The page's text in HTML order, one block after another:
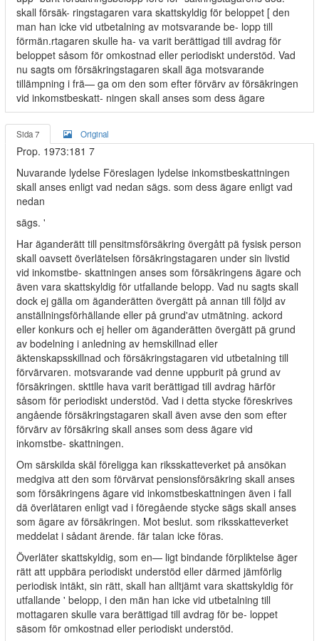
skall försäk- ringstagaren vara skattskyldig för beloppet [ den
man han icke vid utbetalning av motsvarande be- lopp till
förmän.rtagaren skulle ha- va varit berättigad till avdrag för
beloppet såsom för omkostnad eller periodiskt understöd. Vad
nu sagts om försäkringstagaren skall äga motsvarande
tillämpning i frä— ga om den som efter förvärv av försäkringen
vid inkomstbeskatt- ningen skall anses som dess ägare
Sida 7 Original
Prop. 1973:181 7
Nuvarande lydelse Föreslagen lydelse inkomstbeskattningen
skall anses enligt vad nedan sägs. som dess ägare enligt vad
nedan
sägs. '
Har äganderätt till pensitmsförsäkring övergått pä fysisk person
skall oavsett överlätelsen försäkringstagaren under sin livstid
vid inkomstbe- skattningen anses som försäkringens ägare och
även vara skattskyldig för utfallande belopp. Vad nu sagts skall
dock ej gälla om äganderätten övergätt på annan till följd av
anställningsförhällande eller på grund'av utmätning. ackord
eller konkurs och ej heller om äganderätten övergätt pä grund
av bodelning i anledning av hemskillnad eller
äktenskapsskillnad och försäkringstagaren vid utbetalning till
förvärvaren. motsvarande vad denne uppburit på grund av
försäkringen. skttlle hava varit berättigad till avdrag härför
såsom för periodiskt understöd. Vad i detta stycke föreskrives
angående försäkringstagaren skall även avse den som efter
förvärv av försäkring skall anses som dess ägare vid
inkomstbe- skattningen.
Om särskilda skäl föreligga kan riksskatteverket på ansökan
medgiva att den som förvärvat pensionsförsäkring skall anses
som försäkringens ägare vid inkomstbeskattningen även i fall
dä överlätaren enligt vad i föregående stycke sägs skall anses
som ägare av försäkringen. Mot beslut. som riksskatteverket
meddelat i sådant ärende. fär talan icke föras.
Överläter skattskyldig, som en— ligt bindande förpliktelse äger
rätt att uppbära periodiskt understöd eller därmed jämförlig
periodisk intäkt, sin rätt, skall han alltjämt vara skattskyldig för
utfallande ' belopp, i den män han icke vid utbetalning till
mottagaren skulle vara berättigad till avdrag för be- loppet
säsom för omkostnad eller periodiskt understöd.